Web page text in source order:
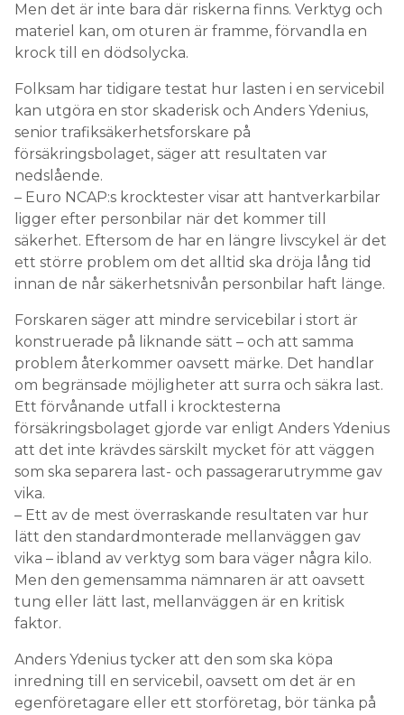
Men det är inte bara där riskerna finns. Verktyg och
materiel kan, om oturen är framme, förvandla en
krock till en dödsolycka.
Folksam har tidigare testat hur lasten i en servicebil
kan utgöra en stor skaderisk och Anders Ydenius,
senior trafiksäkerhetsforskare på
försäkringsbolaget, säger att resultaten var
nedslående.
– Euro NCAP:s krocktester visar att hantverkarbilar
ligger efter personbilar när det kommer till
säkerhet. Eftersom de har en längre livscykel är det
ett större problem om det alltid ska dröja lång tid
innan de når säkerhetsnivån personbilar haft länge.
Forskaren säger att mindre servicebilar i stort är
konstruerade på liknande sätt – och att samma
problem återkommer oavsett märke. Det handlar
om begränsade möjligheter att surra och säkra last.
Ett förvånande utfall i krocktesterna
försäkringsbolaget gjorde var enligt Anders Ydenius
att det inte krävdes särskilt mycket för att väggen
som ska separera last- och passagerarutrymme gav
vika.
– Ett av de mest överraskande resultaten var hur
lätt den standardmonterade mellanväggen gav
vika – ibland av verktyg som bara väger några kilo.
Men den gemensamma nämnaren är att oavsett
tung eller lätt last, mellanväggen är en kritisk
faktor.
Anders Ydenius tycker att den som ska köpa
inredning till en servicebil, oavsett om det är en
egenföretagare eller ett storföretag, bör tänka på